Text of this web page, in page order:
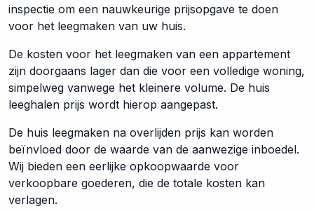
inspectie om een nauwkeurige prijsopgave te doen
voor het leegmaken van uw huis.
De kosten voor het leegmaken van een appartement
zijn doorgaans lager dan die voor een volledige woning,
simpelweg vanwege het kleinere volume. De huis
leeghalen prijs wordt hierop aangepast.
De huis leegmaken na overlijden prijs kan worden
beïnvloed door de waarde van de aanwezige inboedel.
Wij bieden een eerlijke opkoopwaarde voor
verkoopbare goederen, die de totale kosten kan
verlagen.